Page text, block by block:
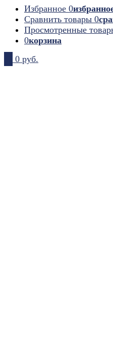
Избранное 0
Сравнить товары 0
Просмотренные
0корзина
0 руб.